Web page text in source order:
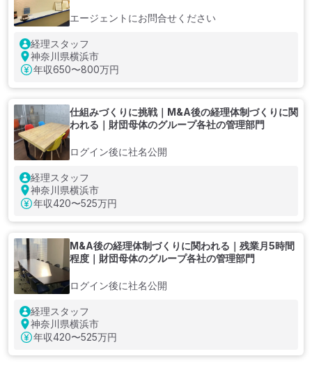
エージェントにお問合せください
経理スタッフ
神奈川県横浜市
年収650〜800万円
仕組みづくりに挑戦｜M&A後の経理体制づくりに関
われる｜財団母体のグループ各社の管理部門
ログイン後に社名公開
経理スタッフ
神奈川県横浜市
年収420〜525万円
M&A後の経理体制づくりに関われる｜残業月5時間
程度｜財団母体のグループ各社の管理部門
ログイン後に社名公開
経理スタッフ
神奈川県横浜市
年収420〜525万円